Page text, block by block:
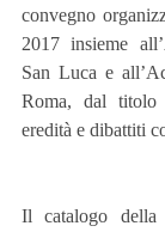
convegno
2017 insieme
San Luca e
Roma, dal titolo
eredità e dibattiti
Il catalogo della